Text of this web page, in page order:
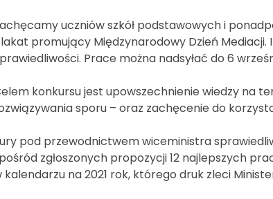
uczniów szkół podstawowych i
promujący Międzynarodowy Dzień
Prace można nadsyłać do 6
konkursu jest upowszechnienie wiedzy na
sporu – oraz zachęcenie do
pod przewodnictwem wiceministra
zgłoszonych propozycji 12 najlepszych
kalendarzu na 2021 rok, którego druk zleci